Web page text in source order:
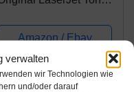
verwalten
wir Technologien wie
und/oder darauf
Amazon / Ebay
Produkt ansehen*